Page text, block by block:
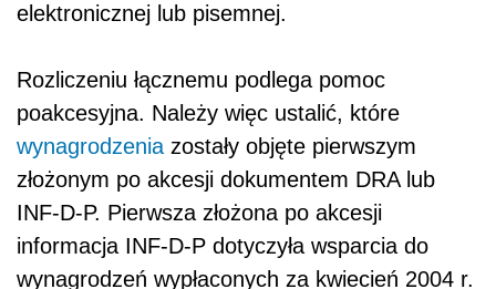
elektronicznej lub pisemnej.
Rozliczeniu łącznemu podlega pomoc
poakcesyjna. Należy więc ustalić, które
wynagrodzenia zostały objęte pierwszym
złożonym po akcesji dokumentem DRA lub
INF-D-P. Pierwsza złożona po akcesji
informacja INF-D-P dotyczyła wsparcia do
wynagrodzeń wypłaconych za kwiecień 2004 r.